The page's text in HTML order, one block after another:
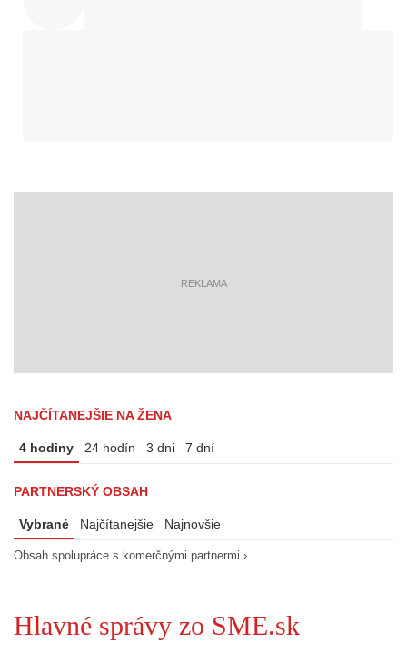
reklama
NAJČÍTANEJŠIE NA ŽENA
4 hodiny 24 hodín 3 dni 7 dní
PARTNERSKÝ OBSAH
Vybrané Najčítanejšie Najnovšie
Obsah spolupráce s komerčnými partnermi ›
Hlavné správy zo SME.sk